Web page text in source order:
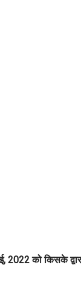
2022 को किसके